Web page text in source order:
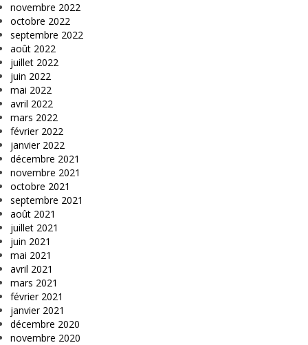
novembre 2022
octobre 2022
septembre 2022
août 2022
juillet 2022
juin 2022
mai 2022
avril 2022
mars 2022
février 2022
janvier 2022
décembre 2021
novembre 2021
octobre 2021
septembre 2021
août 2021
juillet 2021
juin 2021
mai 2021
avril 2021
mars 2021
février 2021
janvier 2021
décembre 2020
novembre 2020